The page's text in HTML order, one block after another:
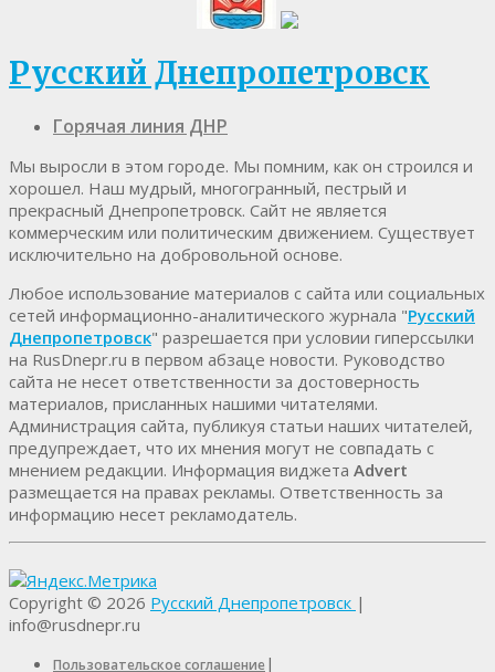
Русский Днепропетровск
Горячая линия ДНР
Мы выросли в этом городе. Мы помним, как он строился и
хорошел. Наш мудрый, многогранный, пестрый и
прекрасный Днепропетровск. Cайт не является
коммерческим или политическим движением. Существует
исключительно на добровольной основе.
Любое использование материалов c сайта или социальных
сетей информационно-аналитического журнала "Русский
Днепропетровск" разрешается при условии гиперссылки
на RusDnepr.ru в первом абзаце новости. Руководство
сайта не несет ответственности за достоверность
материалов, присланных нашими читателями.
Администрация сайта, публикуя статьи наших читателей,
предупреждает, что их мнения могут не совпадать с
мнением редакции. Информация виджета Advert
размещается на правах рекламы. Ответственность за
информацию несет рекламодатель.
Copyright © 2026 Русский Днепропетровск |
info@rusdnepr.ru
Пользовательское соглашение |